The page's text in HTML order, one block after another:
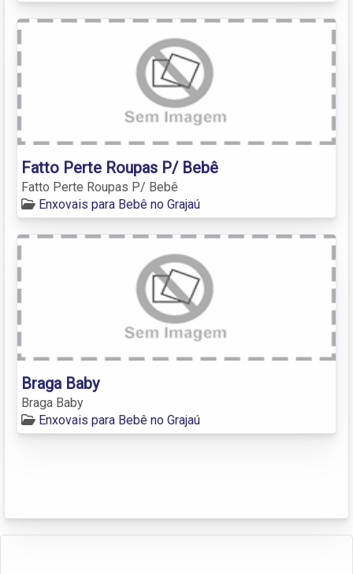
Fatto Perte Roupas P/ Bebê
Fatto Perte Roupas P/ Bebê
Enxovais para Bebê no Grajaú
Braga Baby
Braga Baby
Enxovais para Bebê no Grajaú